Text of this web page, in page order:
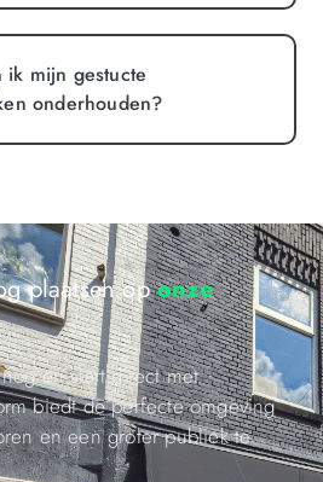
ik mijn gestucte
onderhouden?
plaatsen oponze
en start direct met
biedt de perfecte omgeving
en een groter publiek te